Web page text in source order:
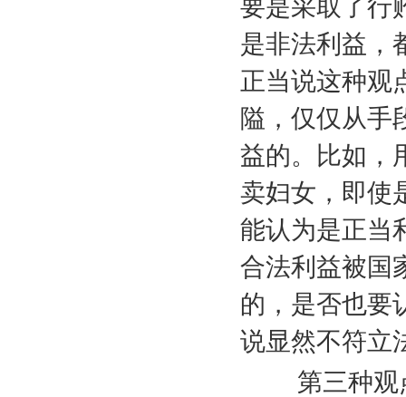
要是采取了行
是非法利益，
正当说这种观
隘，仅仅从手
益的。比如，
卖妇女，即使
能认为是正当
合法利益被国
的，是否也要
说显然不符立
第三种观点